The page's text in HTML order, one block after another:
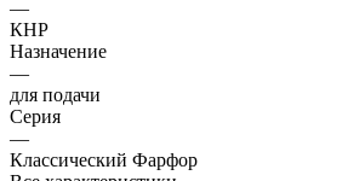
—
КНР
Назначение
—
для подачи
Серия
—
Классический Фарфор